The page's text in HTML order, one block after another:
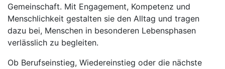
Gemeinschaft. Mit Engagement, Kompetenz und
Menschlichkeit gestalten sie den Alltag und tragen
dazu bei, Menschen in besonderen Lebensphasen
verlässlich zu begleiten.
Ob Berufseinstieg, Wiedereinstieg oder die nächste